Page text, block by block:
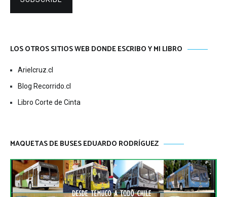
LOS OTROS SITIOS WEB DONDE ESCRIBO Y MI LIBRO
Arielcruz.cl
Blog Recorrido.cl
Libro Corte de Cinta
MAQUETAS DE BUSES EDUARDO RODRÍGUEZ